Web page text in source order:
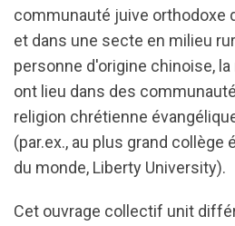
communauté juive orthodoxe
et dans une secte en milieu
personne d'origine chinoise,
ont lieu dans des
religion chrétienne
(par.ex., au plus grand collège
du monde, Liberty University).
Cet ouvrage collectif unit